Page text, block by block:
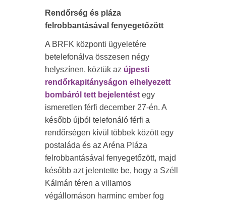
Rendőrség és pláza
felrobbantásával fenyegetőzött
A BRFK központi ügyeletére
betelefonálva összesen négy
helyszínen, köztük az újpesti
rendőrkapitányságon elhelyezett
bombáról tett bejelentést egy
ismeretlen férfi december 27-én. A
később újból telefonáló férfi a
rendőrségen kívül többek között egy
postaláda és az Aréna Pláza
felrobbantásával fenyegetőzött, majd
később azt jelentette be, hogy a Széll
Kálmán téren a villamos
végállomáson harminc ember fog